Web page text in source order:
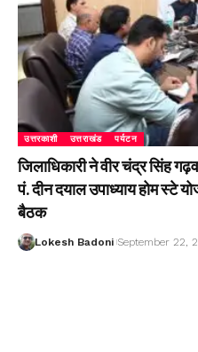
उत्तरकाशी उत्तराखंड पर्यटन
जिलाधिकारी ने वीर चंद्र सिंह
पं. दीन दयाल उपाध्याय होम स्टे
बैठक
Lokesh Badoni September 22,